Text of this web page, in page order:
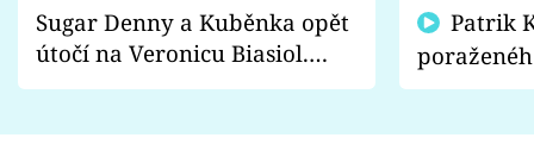
Sugar Denny a Kuběnka opět
útočí na Veronicu Biasiol.
Proč je podle nich falešná a
fanoušci